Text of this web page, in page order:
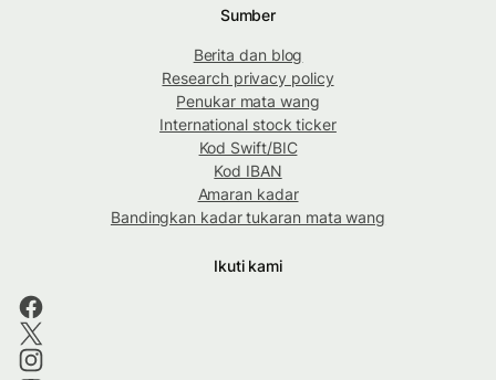
Sumber
Berita dan blog
Research privacy policy
Penukar mata wang
International stock ticker
Kod Swift/BIC
Kod IBAN
Amaran kadar
Bandingkan kadar tukaran mata wang
Ikuti kami